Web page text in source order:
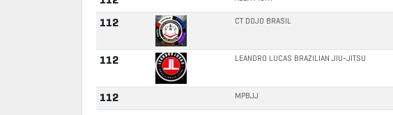
112 CT DOJO BRASIL
112 LEANDRO LUCAS BRAZILIAN JIU-JITSU
112 MPBJJ